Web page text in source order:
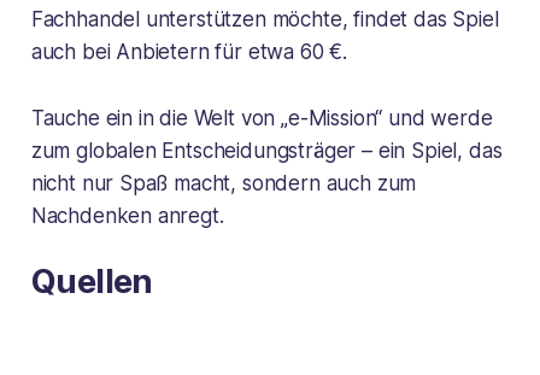
Fachhandel unterstützen möchte, findet das Spiel
auch bei Anbietern für etwa 60 €.
Tauche ein in die Welt von „e-Mission“ und werde
zum globalen Entscheidungsträger – ein Spiel, das
nicht nur Spaß macht, sondern auch zum
Nachdenken anregt.
Quellen